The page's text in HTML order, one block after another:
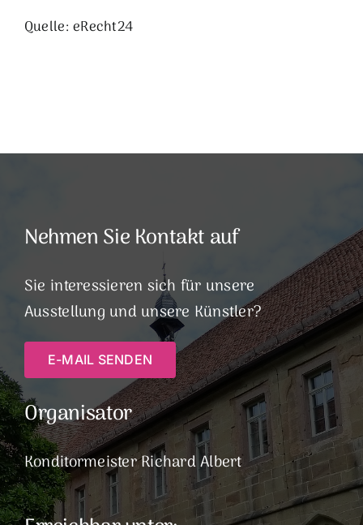
Quelle: eRecht24
Nehmen Sie Kontakt auf
Sie interessieren sich für unsere
Ausstellung und unsere Künstler?
E-MAIL SENDEN
Organisator
Konditormeister Richard Albert